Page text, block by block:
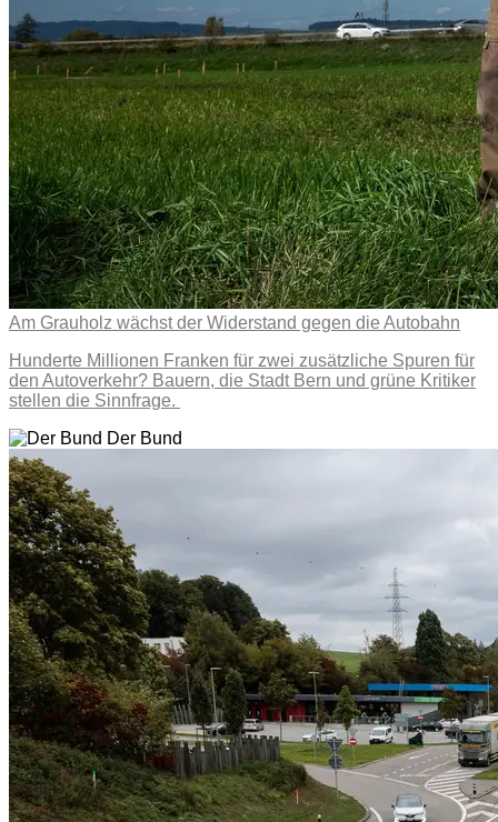
Am Grauholz wächst der Widerstand gegen die Autobahn
Hunderte Millionen Franken für zwei zusätzliche Spuren für
den Autoverkehr? Bauern, die Stadt Bern und grüne Kritiker
stellen die Sinnfrage.
Der Bund